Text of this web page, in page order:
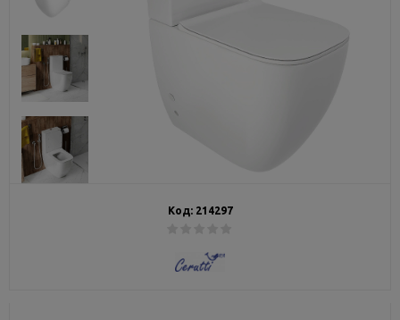
Код: 214297